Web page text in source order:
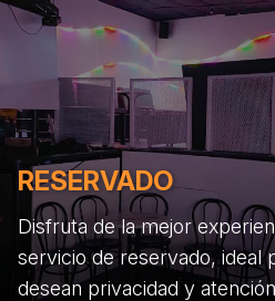
RESERVADO
Disfruta de la mejor
servicio de reservado, ideal
desean privacidad y